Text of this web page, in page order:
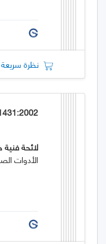
نظرة سريعة
لائحة فنية
الأدوات